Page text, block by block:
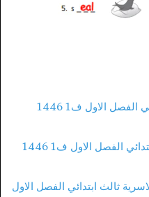
حل كتاب الانجليزي ثالث ابتدائي الفصل الاول ف1 1446
حل كتاب التربية الفنية ثالث ابتدائي الفصل الاول ف1 1446
ثالث ابتدائي الفصل الاول